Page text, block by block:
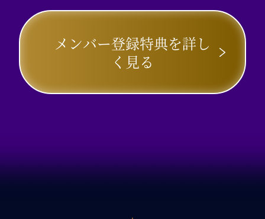
メンバー登録特典を詳し
く見る